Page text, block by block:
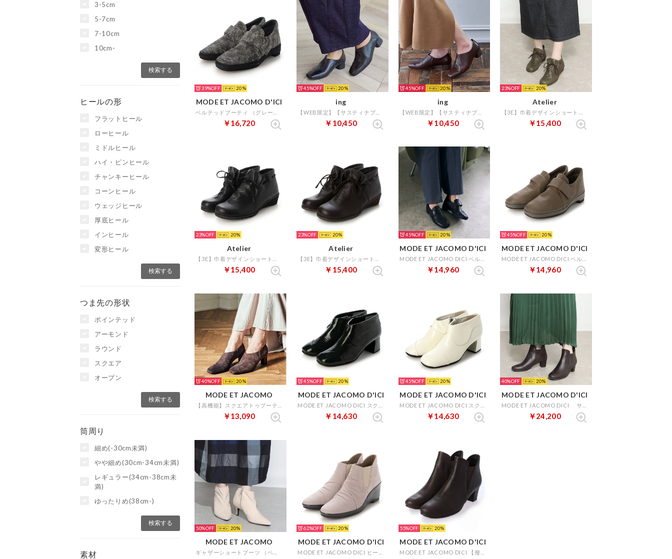
3-5cm
5-7cm
7-10cm
10cm-
ヒールの形
フラットヒール
ローヒール
ミドルヒール
ハイ・ピンヒール
チャンキーヒール
コーンヒール
ウェッジヒール
厚底ヒール
インヒール
変形ヒール
つま先の形状
ポインテッド
アーモンド
ラウンド
スクエア
オープン
筒周り
細め(-30cm未満)
やや細め(30cm-34cm未満)
レギュラー(34cm-38cm未
満)
ゆったりめ(38cm-)
素材
39% 20
MODE ET JACOMO D'ICI
￥16,720
45% 20
ing
￥10,450
45% 20
ing
￥10,450
23% 20
Atelier
￥15,400
23% 20
Atelier
￥15,400
23% 20
Atelier
￥15,400
45% 20
MODE ET JACOMO D'ICI
￥14,960
45% 20
MODE ET JACOMO D'ICI
￥14,960
40% 20
MODE ET JACOMO
￥13,090
45% 20
MODE ET JACOMO D'ICI
￥14,630
45% 20
MODE ET JACOMO D'ICI
￥14,630
40% 20
MODE ET JACOMO D'ICI
￥24,200
50% 20
MODE ET JACOMO
62% 20
MODE ET JACOMO D'ICI
55% 20
MODE ET JACOMO D'ICI